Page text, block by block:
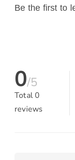
Be the first to
0/5
Total 0
reviews